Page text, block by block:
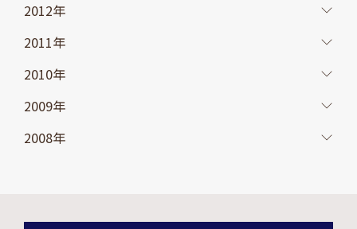
2012年
2011年
2010年
2009年
2008年